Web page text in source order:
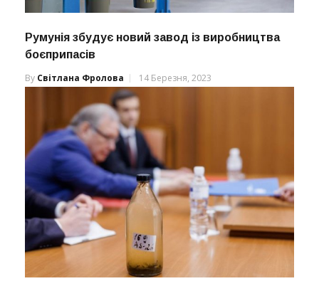
Румунія збудує новий завод із виробництва
боєприпасів
By Світлана Фролова 14 Березня, 2023